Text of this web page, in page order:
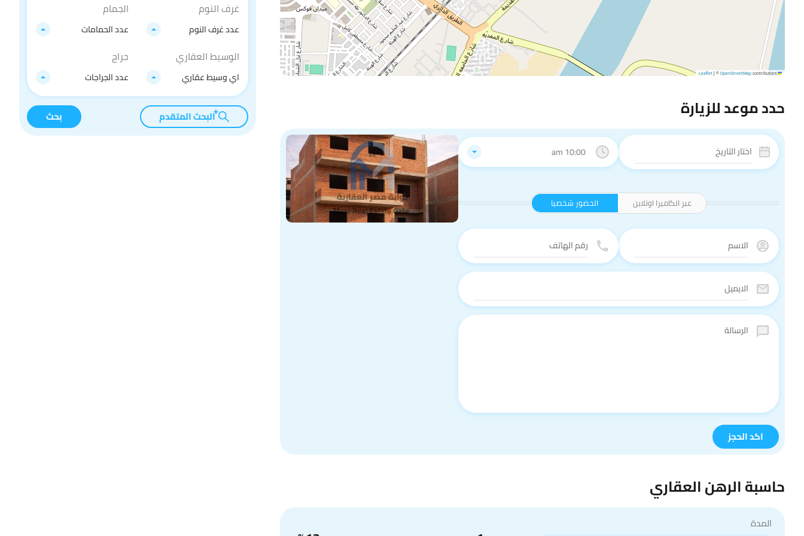
Leaflet
|©OpenStreetMapcontributors
حدد موعد للزيارة
10:00 am
الحضور شخصيا عبر الكاميرا اونلاين
حاسبة الرهن العقاري
المدة
غرف النوم
عدد غرف النوم
الجمام
عدد الحمامات
الوسيط العقاري
اي وسيط عقاري
جراج
عدد الجراجات
البحث المتقدم بحث